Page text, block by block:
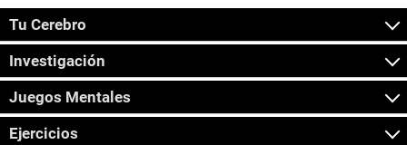
Tu Cerebro
Investigación
Juegos Mentales
Ejercicios